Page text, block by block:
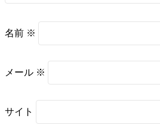
名前 ※
メール ※
サイト